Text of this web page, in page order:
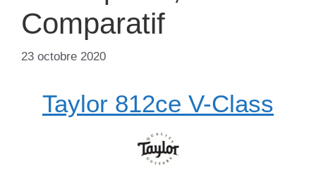
Comparatif
23 octobre 2020
Taylor 812ce V-Class